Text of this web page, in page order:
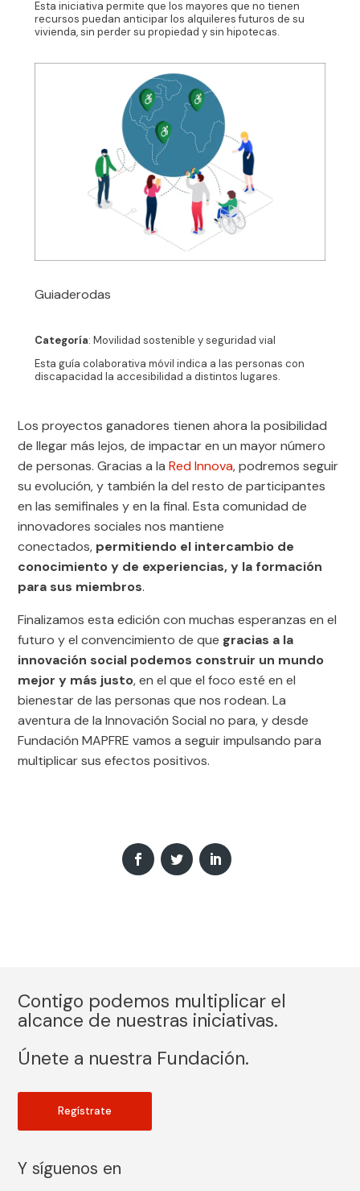
Esta iniciativa permite que los mayores que no tienen
recursos puedan anticipar los alquileres futuros de su
vivienda, sin perder su propiedad y sin hipotecas.
Guiaderodas
Categoría: Movilidad sostenible y seguridad vial
Esta guía colaborativa móvil indica a las personas con
discapacidad la accesibilidad a distintos lugares.
Los proyectos ganadores tienen ahora la posibilidad
de llegar más lejos, de impactar en un mayor número
de personas. Gracias a laRed Innova, podremos seguir
su evolución, y también la del resto de participantes
en las semifinales y en la final. Esta comunidad de
innovadores sociales nos mantiene
conectados, permitiendo el intercambio de
conocimiento y de experiencias, y la formación
para sus miembros.
Finalizamos esta edición con muchas esperanzas en el
futuro y el convencimiento de que gracias a la
innovación social podemos construir un mundo
mejor y más justo, en el que el foco esté en el
bienestar de las personas que nos rodean. La
aventura de la Innovación Social no para, y desde
Fundación MAPFRE vamos a seguir impulsando para
multiplicar sus efectos positivos.
Contigo podemos multiplicar el
alcance de nuestras iniciativas.
Únete a nuestra Fundación.
Regístrate
Y síguenos en